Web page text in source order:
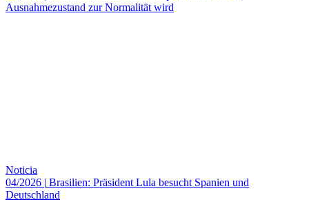
Ausnahmezustand zur Normalität wird
Noticia
04/2026 | Brasilien: Präsident Lula besucht Spanien und
Deutschland